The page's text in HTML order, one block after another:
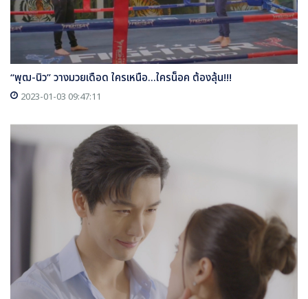
“พุฒ-นิว” วางมวยเดือด ใครเหนือ...ใครน็อค ต้องลุ้น!!!
2023-01-03 09:47:11